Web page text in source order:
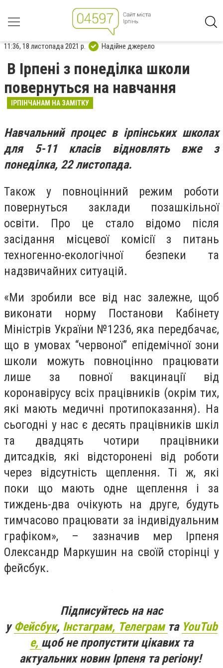
11:36, 18 листопада 2021 р. Надійне джерело
В Ірпені з понеділка школи
повернуться на навчання
ІРПІНЧАНАМ НА ЗАМІТКУ
Навчальний процес в ірпінських школах
для 5-11 класів відновлять вже з
понеділка, 22 листопада.
Також у повноцінний режим роботи
повернуться заклади позашкільної
освіти. Про це стало відомо після
засідання місцевої комісії з питань
техногенно-екологічної безпеки та
надзвичайних ситуацій.
«Ми зробили все від нас залежне, щоб
виконати норму Постанови Кабінету
Міністрів України №1236, яка передбачає,
що в умовах “червоної” епідемічної зони
школи можуть повноцінно працювати
лише за повної вакцинації від
коронавірусу всіх працівників (окрім тих,
які мають медичні протипоказання). На
сьогодні у нас є десять працівників шкіл
та двадцять чотири працівники
дитсадків, які відсторонені від роботи
через відсутність щеплення. Ті ж, які
поки що мають одне щеплення і за
тиждень-два очікують на друге, будуть
тимчасово працювати за індивідуальним
графіком», – зазначив мер Ірпеня
Олександр Маркушин на своїй сторінці у
фейсбук.
Підписуйтесь на нас
уФейсбук, Інстаграм, Телеграм та YouTub
e, щоб не пропустити цікавих та
актуальних новин Ірпеня та регіону!